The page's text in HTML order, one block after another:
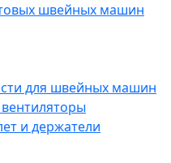
швейных машин
для швейных машин
и держатели